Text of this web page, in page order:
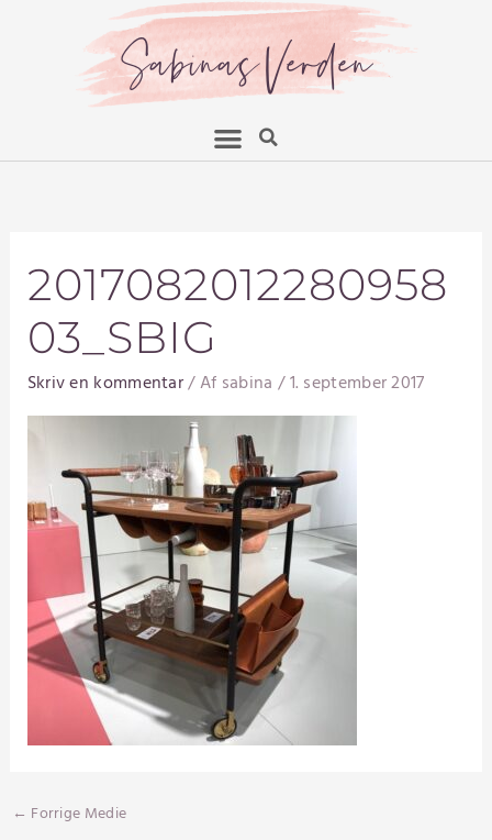
SabinasVerden
2017082012280958
03_SBIG
Skriv en kommentar/ Af sabina /1. september 2017
← Forrige Medie